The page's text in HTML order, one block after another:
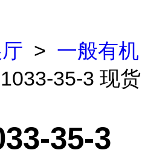
> 一般有机
35-3 现货
35-3